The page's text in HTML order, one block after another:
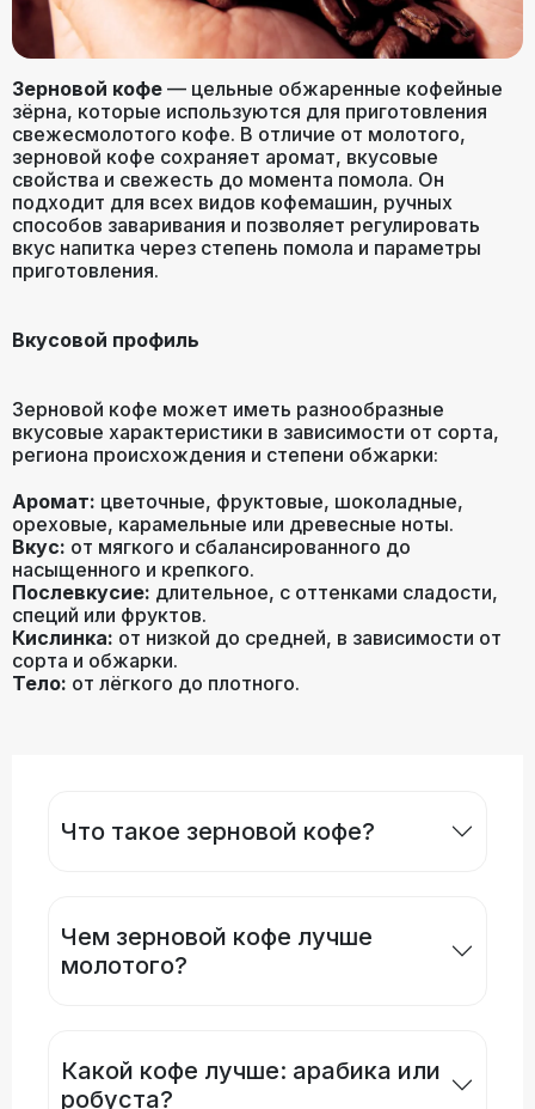
Зерновой кофе — цельные обжаренные кофейные
зёрна, которые используются для приготовления
свежесмолотого кофе. В отличие от молотого,
зерновой кофе сохраняет аромат, вкусовые
свойства и свежесть до момента помола. Он
подходит для всех видов кофемашин, ручных
способов заваривания и позволяет регулировать
вкус напитка через степень помола и параметры
приготовления.
Вкусовой профиль
Зерновой кофе может иметь разнообразные
вкусовые характеристики в зависимости от сорта,
региона происхождения и степени обжарки:
Аромат: цветочные, фруктовые, шоколадные,
ореховые, карамельные или древесные ноты.
Вкус: от мягкого и сбалансированного до
насыщенного и крепкого.
Послевкусие: длительное, с оттенками сладости,
специй или фруктов.
Кислинка: от низкой до средней, в зависимости от
сорта и обжарки.
Тело: от лёгкого до плотного.
Что такое зерновой кофе?
Чем зерновой кофе лучше
молотого?
Какой кофе лучше: арабика или
робуста?